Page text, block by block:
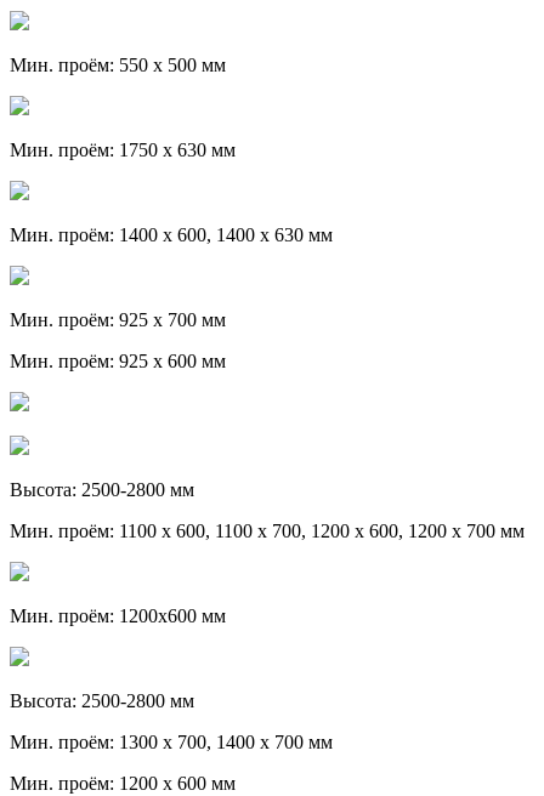
Мин. проём: 550 х 500 мм
Мин. проём: 1750 х 630 мм
Мин. проём: 1400 х 600, 1400 х 630 мм
Мин. проём: 925 х 700 мм
Мин. проём: 925 х 600 мм
Высота: 2500-2800 мм
Мин. проём: 1100 х 600, 1100 х 700, 1200 х 600, 1200 х 700 мм
Мин. проём: 1200х600 мм
Высота: 2500-2800 мм
Мин. проём: 1300 х 700, 1400 х 700 мм
Мин. проём: 1200 х 600 мм